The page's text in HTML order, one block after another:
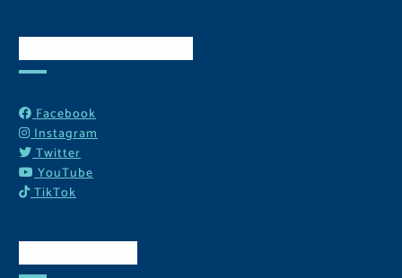
Facebook
Instagram
Twitter
YouTube
TikTok